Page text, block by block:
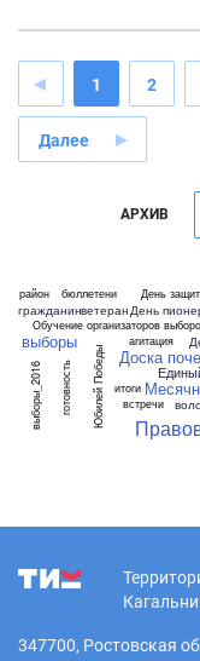
1 2
Далее
АРХИВ
День
День
Доска
Обучение организаторов
Юбилей Победы
агитация
бюллетени
ветеран
встречи
выборы
выборы_2016 готовность
гражданин
итоги
район
347700, Ростовская